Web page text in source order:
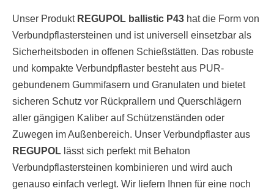
Unser Produkt REGUPOL ballistic P43 hat die Form von
Verbundpflastersteinen und ist universell einsetzbar als
Sicherheitsboden in offenen Schießstätten. Das robuste
und kompakte Verbundpflaster besteht aus PUR-
gebundenem Gummifasern und Granulaten und bietet
sicheren Schutz vor Rückprallern und Querschlägern
aller gängigen Kaliber auf Schützenständen oder
Zuwegen im Außenbereich. Unser Verbundpflaster aus
REGUPOL lässt sich perfekt mit Behaton
Verbundpflastersteinen kombinieren und wird auch
genauso einfach verlegt. Wir liefern Ihnen für eine noch